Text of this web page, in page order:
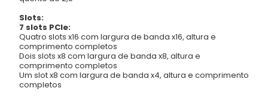
Slots:
7 slots PCIe:
Quatro slots x16 com largura de banda x16, altura e
comprimento completos
Dois slots x8 com largura de banda x8, altura e
comprimento completos
Um slot x8 com largura de banda x4, altura e comprimento
completos